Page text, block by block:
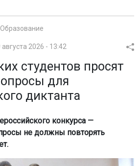
Образование
августа 2026 - 13:42
студентов просят
для
диктанта
конкурса —
не должны повторять